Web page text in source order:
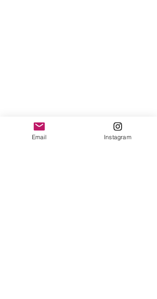
Email Instagram